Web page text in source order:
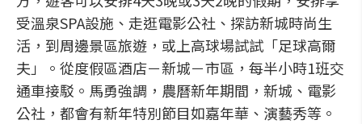
受溫泉SPA設施、走逛電影公社、探訪新城時尚生
活，到周邊景區旅遊，或上高球場試試「足球高爾
夫」。從度假區酒店－新城－市區，每半小時1班交
通車接駁。馬勇強調，農曆新年期間，新城、電影
公社，都會有新年特別節目如嘉年華、演藝秀等。